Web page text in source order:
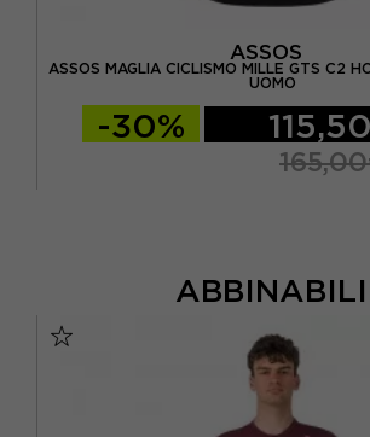
ASSOS
ASSOS MAGLIA CICLISMO MILLE GTS C2
UOMO
-30%
ABBINABILI